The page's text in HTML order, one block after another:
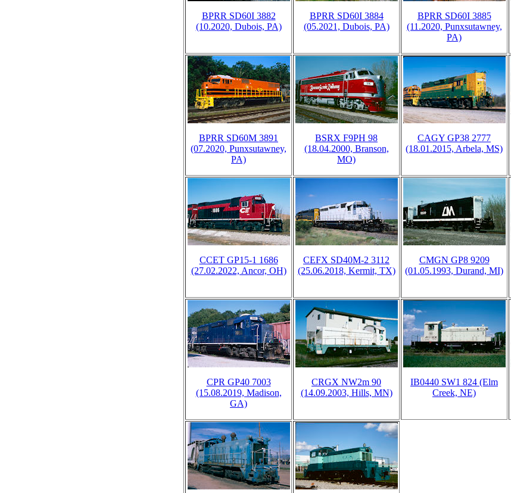
BPRR SD60I 3882
(10.2020, Dubois, PA)
BPRR SD60I 3884
(05.2021, Dubois, PA)
BPRR SD60I 3885
(11.2020, Punxsutawney,
PA)
BPRR SD60M 3891
(07.2020, Punxsutawney,
PA)
BSRX F9PH 98
(18.04.2000, Branson,
MO)
CAGY GP38 2777
(18.01.2015, Arbela, MS)
CCET GP15-1 1686
(27.02.2022, Ancor, OH)
CEFX SD40M-2 3112
(25.06.2018, Kermit, TX)
CMGN GP8 9209
(01.05.1993, Durand, MI)
CPR GP40 7003
(15.08.2019, Madison,
GA)
CRGX NW2m 90
(14.09.2003, Hills, MN)
IB0440 SW1 824 (Elm
Creek, NE)